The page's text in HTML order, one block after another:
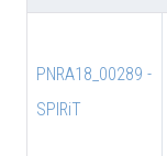
PNRA18_00289 -
SPIRiT